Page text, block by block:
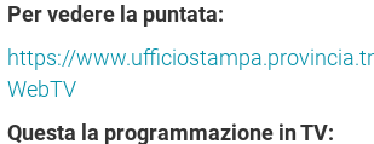
Per vedere la puntata:
https://
WebTV
Questa la programmazione in TV: